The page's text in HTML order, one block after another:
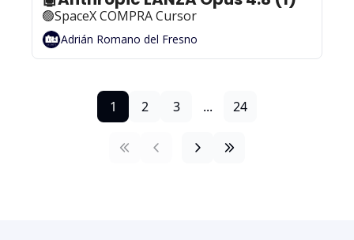
🟢SpaceX COMPRA Cursor
Adrián Romano del Fresno
1 2 3 ... 24